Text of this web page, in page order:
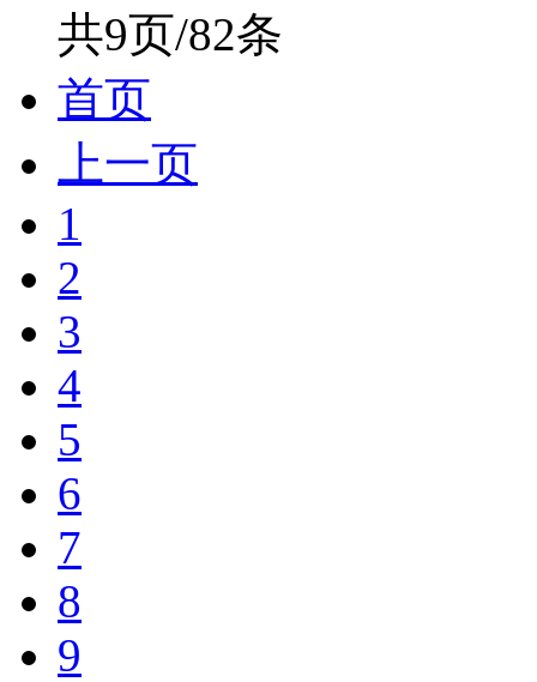
共9页/82条
首页
上一页
1
2
3
4
5
6
7
8
9